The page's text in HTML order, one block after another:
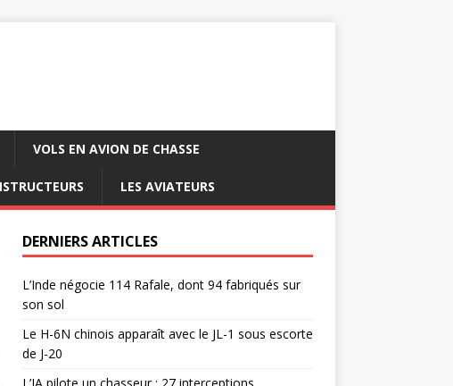
VOLS EN AVION DE CHASSE
LES AVIATEURS
DERNIERS ARTICLES
L’Inde négocie 114 Rafale, dont 94 fabriqués sur
son sol
Le H-6N chinois apparaît avec le JL-1 sous escorte
de J-20